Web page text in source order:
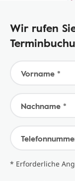
Wir rufen
Vorname *
Nachname *
* Erforderliche